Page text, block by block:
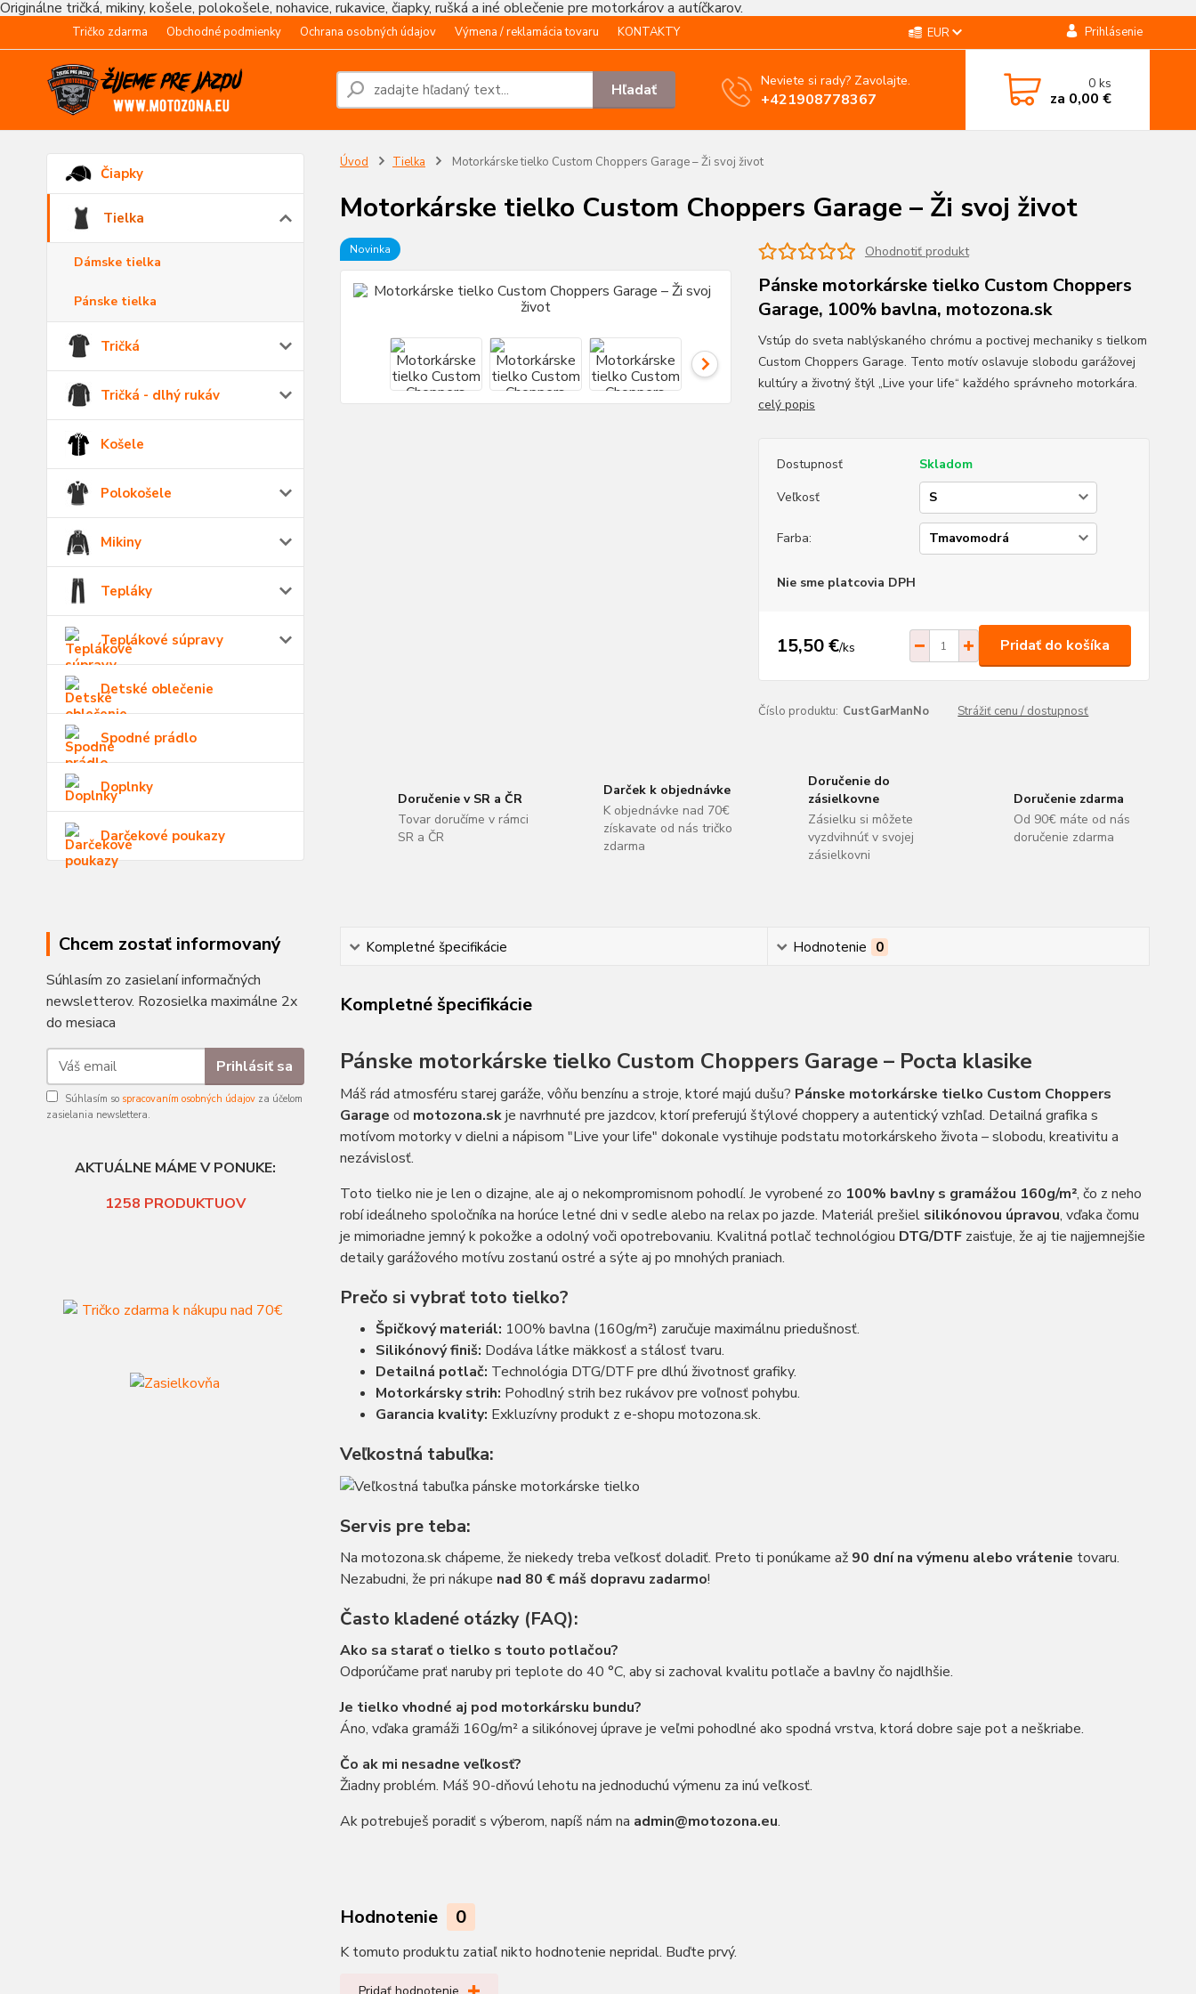
Originálne tričká, mikiny, košele, polokošele, nohavice, rukavice, čiapky, rušká a iné oblečenie pre motorkárov a autíčkarov.
Tričko zdarma Obchodné podmienky Ochrana osobných údajov Výmena / reklamácia tovaru KONTAKTY EUR Prihlásenie
Hľadať Neviete si rady? Zavolajte.
+421908778367
0ks
za 0,00 €
Čiapky
Tielka
Dámske tielka
Pánske tielka
Tričká
Tričká - dlhý rukáv
Košele
Polokošele
Mikiny
Tepláky
Teplákové súpravy
Detské oblečenie
Spodné prádlo
Doplnky
Darčekové poukazy
Chcem zostať informovaný
Súhlasím zo zasielaní informačných
newsletterov. Rozosielka maximálne 2x
do mesiaca
Prihlásiť sa
Súhlasím so spracovaním osobných údajov za účelom
zasielania newslettera.
AKTUÁLNE MÁME V PONUKE:
1258 PRODUKTUOV
Úvod Tielka Motorkárske tielko Custom Choppers Garage – Ži svoj život
Motorkárske tielko Custom Choppers Garage – Ži svoj život
Novinka Ohodnotiť produkt
Pánske motorkárske tielko Custom Choppers
Garage, 100% bavlna, motozona.sk
Vstúp do sveta nablýskaného chrómu a poctivej mechaniky s tielkom
Custom Choppers Garage. Tento motív oslavuje slobodu garážovej
kultúry a životný štýl „Live your life“ každého správneho motorkára.
celý popis
Dostupnosť
Skladom
Veľkosť
Farba:
Nie sme platcovia DPH
15,50 €/ks Pridať do košíka
Číslo produktu: CustGarManNo Strážiť cenu / dostupnosť
Doručenie v SR a ČR
Tovar doručíme v rámci
SR a ČR
Darček k objednávke
K objednávke nad 70€
získavate od nás tričko
zdarma
Doručenie do
zásielkovne
Zásielku si môžete
vyzdvihnúť v svojej
zásielkovni
Doručenie zdarma
Od 90€ máte od nás
doručenie zdarma
Kompletné špecifikácie Hodnotenie 0
Kompletné špecifikácie
Pánske motorkárske tielko Custom Choppers Garage – Pocta klasike
Máš rád atmosféru starej garáže, vôňu benzínu a stroje, ktoré majú dušu? Pánske motorkárske tielko Custom Choppers
Garage od motozona.skje navrhnuté pre jazdcov, ktorí preferujú štýlové choppery a autentický vzhľad. Detailná grafika s
motívom motorky v dielni a nápisom "Live your life" dokonale vystihuje podstatu motorkárskeho života – slobodu, kreativitu a
nezávislosť.
Toto tielko nie je len o dizajne, ale aj o nekompromisnom pohodlí. Je vyrobené zo 100% bavlny s gramážou 160g/m², čo z neho
robí ideálneho spoločníka na horúce letné dni v sedle alebo na relax po jazde. Materiál prešiel silikónovou úpravou, vďaka čomu
je mimoriadne jemný k pokožke a odolný voči opotrebovaniu. Kvalitná potlač technológiou DTG/DTFzaisťuje, že aj tie najjemnejšie
detaily garážového motívu zostanú ostré a sýte aj po mnohých praniach.
Prečo si vybrať toto tielko?
Špičkový materiál: 100% bavlna (160g/m²) zaručuje maximálnu priedušnosť.
Silikónový finiš: Dodáva látke mäkkosť a stálosť tvaru.
Detailná potlač: Technológia DTG/DTF pre dlhú životnosť grafiky.
Motorkársky strih: Pohodlný strih bez rukávov pre voľnosť pohybu.
Garancia kvality: Exkluzívny produkt z e-shopu motozona.sk.
Veľkostná tabuľka:
Servis pre teba:
Na motozona.sk chápeme, že niekedy treba veľkosť doladiť. Preto ti ponúkame až 90 dní na výmenu alebo vrátenie tovaru.
Nezabudni, že pri nákupe nad 80 € máš dopravu zadarmo!
Často kladené otázky (FAQ):
Ako sa starať o tielko s touto potlačou?
Odporúčame prať naruby pri teplote do 40 °C, aby si zachoval kvalitu potlače a bavlny čo najdlhšie.
Je tielko vhodné aj pod motorkársku bundu?
Áno, vďaka gramáži 160g/m² a silikónovej úprave je veľmi pohodlné ako spodná vrstva, ktorá dobre saje pot a neškriabe.
Čo ak mi nesadne veľkosť?
Žiadny problém. Máš 90-dňovú lehotu na jednoduchú výmenu za inú veľkosť.
Ak potrebuješ poradiť s výberom, napíš nám na admin@motozona.eu.
Hodnotenie 0
K tomuto produktu zatiaľ nikto hodnotenie nepridal. Buďte prvý.